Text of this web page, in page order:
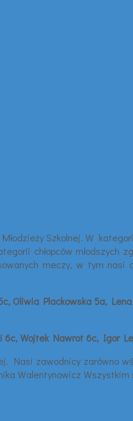
Szkolnej. W
chłopców młodszych
meczy, w tym nasi
Oliwia Plackowska 5a,
6c, Wojtek Nawrot 6c, Igor
Nasi zawodnicy zarówno
Walentynowicz